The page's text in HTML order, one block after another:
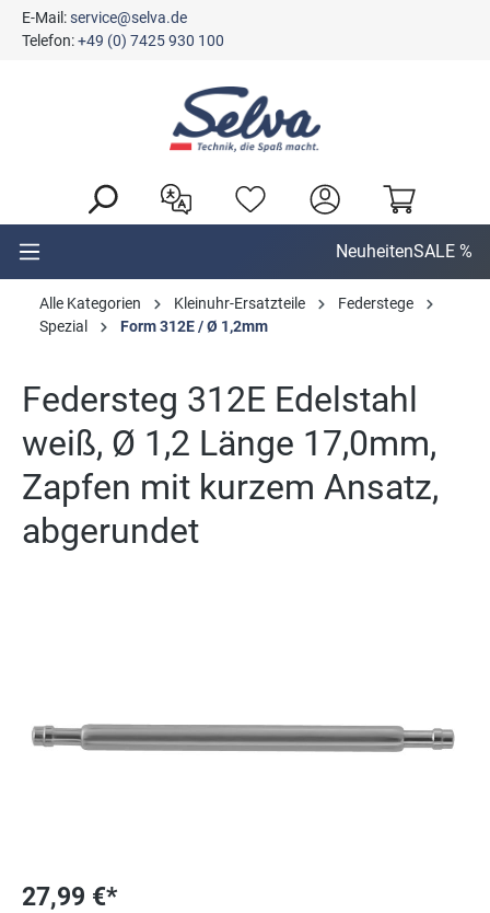
springen
E-Mail:service@selva.de
Telefon:+49 (0) 7425 930 100
NeuheitenSALE %
Alle Kategorien Kleinuhr-Ersatzteile
Federstege
Spezial
Form 312E / Ø 1,2mm
Federsteg 312E Edelstahl
weiß, Ø 1,2 Länge 17,0mm,
Zapfen mit kurzem Ansatz,
abgerundet
27,99 €*